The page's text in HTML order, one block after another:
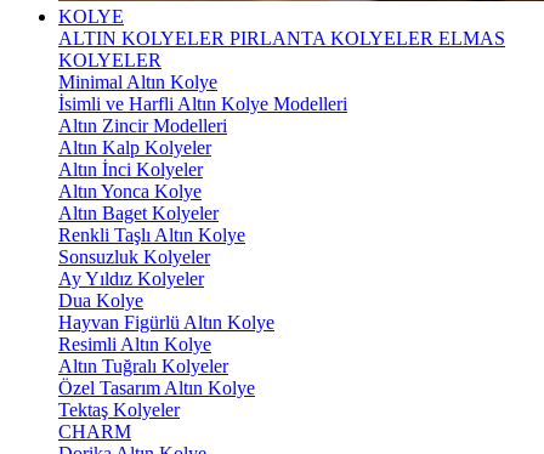
KOLYE
ALTIN KOLYELER PIRLANTA KOLYELER ELMAS
KOLYELER
Minimal Altın Kolye
İsimli ve Harfli Altın Kolye Modelleri
Altın Zincir Modelleri
Altın Kalp Kolyeler
Altın İnci Kolyeler
Altın Yonca Kolye
Altın Baget Kolyeler
Renkli Taşlı Altın Kolye
Sonsuzluk Kolyeler
Ay Yıldız Kolyeler
Dua Kolye
Hayvan Figürlü Altın Kolye
Resimli Altın Kolye
Altın Tuğralı Kolyeler
Özel Tasarım Altın Kolye
Tektaş Kolyeler
CHARM